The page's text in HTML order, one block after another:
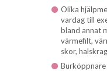
Olika
vardag till
bland annat
värmefilt,
skor,
Burköppnare